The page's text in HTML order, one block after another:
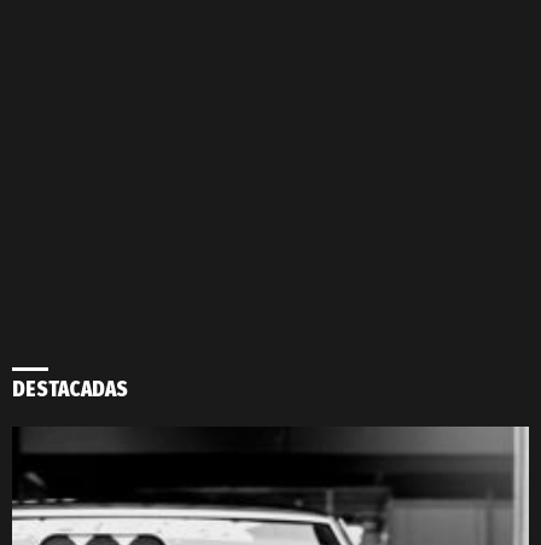
DESTACADAS